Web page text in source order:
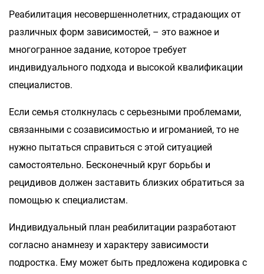
Реабилитация несовершеннолетних, страдающих от
различных форм зависимостей, – это важное и
многогранное задание, которое требует
индивидуального подхода и высокой квалификации
специалистов.
Если семья столкнулась с серьезными проблемами,
связанными с созависимостью и игроманией, то не
нужно пытаться справиться с этой ситуацией
самостоятельно. Бесконечный круг борьбы и
рецидивов должен заставить близких обратиться за
помощью к специалистам.
Индивидуальный план реабилитации разработают
согласно анамнезу и характеру зависимости
подростка. Ему может быть предложена кодировка с